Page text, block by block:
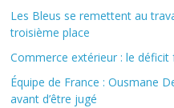
Les Bleus se remettent au
troisième place
Commerce extérieur : le
Équipe de France : Ousmane
avant d’être jugé